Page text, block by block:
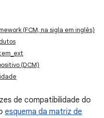
(FCM, na sigla em inglês)
(DCM)
de compatibilidade do
esquema da matriz de